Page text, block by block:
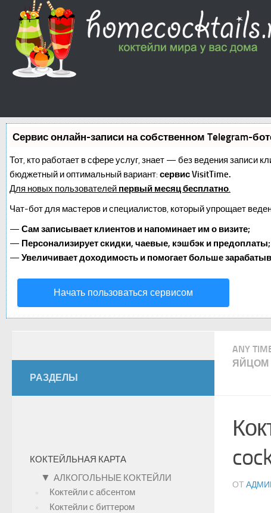
Сервис онлайн-записи на собственном Telegram-
Тот, кто работает в сфере услуг, знает — без ведения записи
бюджетный и оптимальный вариант: сервис VisitTime.
Для новых пользователей первый месяц бесплатно.
Чат-бот для мастеров и специалистов, который упрощает
— Сам записывает клиентов и напоминает им о визите;
— Персонализирует скидки, чаевые, кэшбэк и предоплаты;
— Увеличивает доходимость и помогает больше
Начать пользоваться сервисом
ANY
ЯЙЦОМ
ОТ
РАЗДЕЛЫ
КОКТЕЙЛЬНАЯ КАРТА
▼ АЛКОГОЛЬНЫЕ КОКТЕЙЛИ
Коктейли с абсентом
Коктейли с биттером